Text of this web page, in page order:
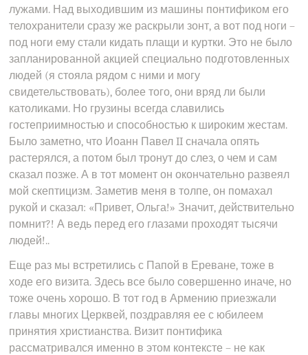
лужами. Над выходившим из машины понтификом его
телохранители сразу же раскрыли зонт, а вот под ноги –
под ноги ему стали кидать плащи и куртки. Это не было
запланированной акцией специально подготовленных
людей (я стояла рядом с ними и могу
свидетельствовать), более того, они вряд ли были
католиками. Но грузины всегда славились
гостеприимностью и способностью к широким жестам.
Было заметно, что Иоанн Павел II сначала опять
растерялся, а потом был тронут до слез, о чем и сам
сказал позже. А в тот момент он окончательно развеял
мой скептицизм. Заметив меня в толпе, он помахал
рукой и сказал: «Привет, Ольга!» Значит, действительно
помнит?! А ведь перед его глазами проходят тысячи
людей!..
Еще раз мы встретились с Папой в Ереване, тоже в
ходе его визита. Здесь все было совершенно иначе, но
тоже очень хорошо. В тот год в Армению приезжали
главы многих Церквей, поздравляя ее с юбилеем
принятия христианства. Визит понтифика
рассматривался именно в этом контексте – не как